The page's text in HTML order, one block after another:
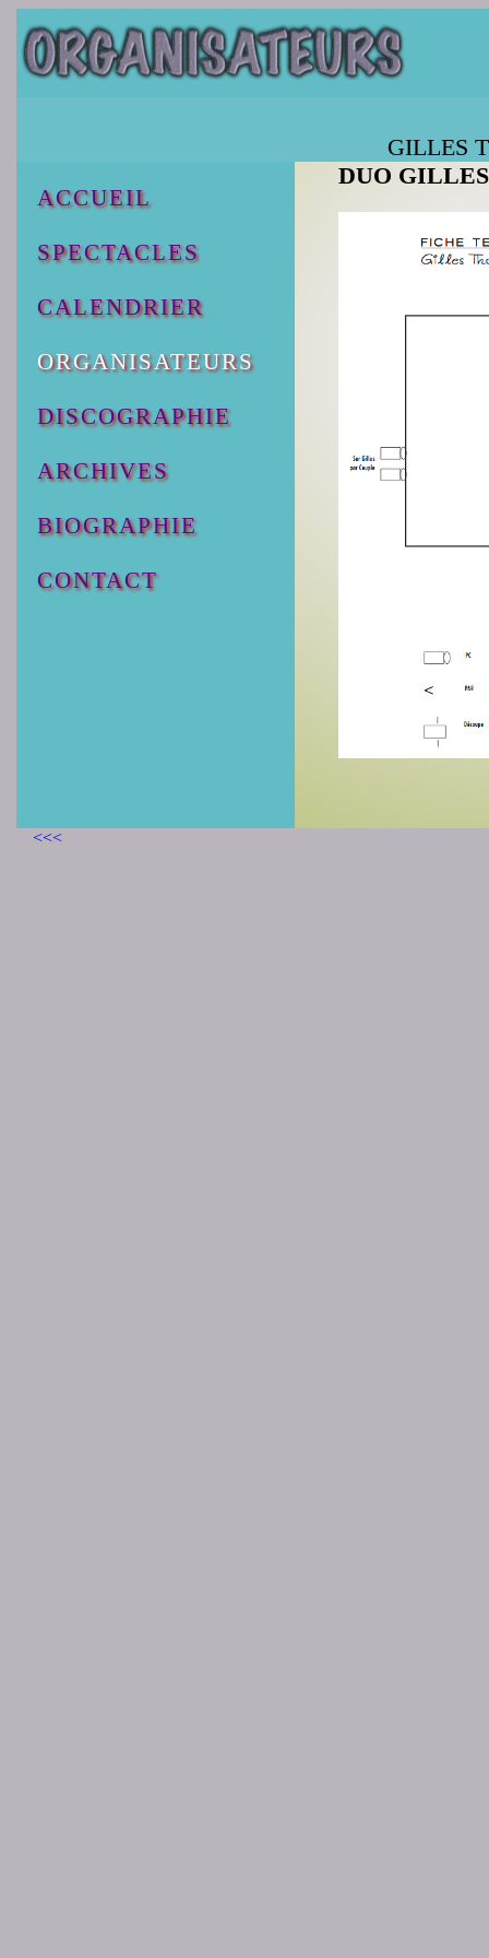
GILLES
DUO
ACCUEIL
SPECTACLES
CALENDRIER
ORGANISATEURS
DISCOGRAPHIE
ARCHIVES
BIOGRAPHIE
CONTACT
<<<